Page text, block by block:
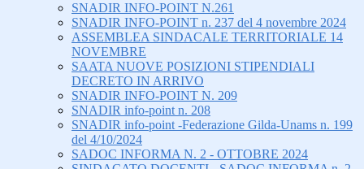
SNADIR INFO-POINT N.261
SNADIR INFO-POINT n. 237 del 4 novembre 2024
ASSEMBLEA SINDACALE TERRITORIALE 14
NOVEMBRE
SAATA NUOVE POSIZIONI STIPENDIALI
DECRETO IN ARRIVO
SNADIR INFO-POINT N. 209
SNADIR info-point n. 208
SNADIR info-point -Federazione Gilda-Unams n. 199
del 4/10/2024
SADOC INFORMA N. 2 - OTTOBRE 2024